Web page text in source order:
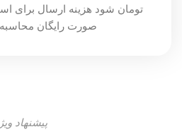
تومان شود هزینه ارسال برای
صورت رایگان
پیشنهاد